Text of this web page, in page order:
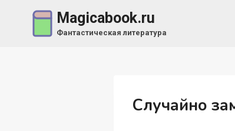
содержимому
Magicabook.ru
Фантастическая литература
Случайно